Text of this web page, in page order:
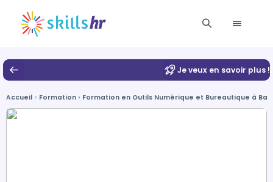
Je veux en savoir plus !
Accueil Formation Formation en Outils Numérique et Bureautique à